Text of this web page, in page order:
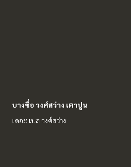
บางซื่อ วงศ์สว่าง เตาปูน
เดอะ เบส วงศ์สว่าง